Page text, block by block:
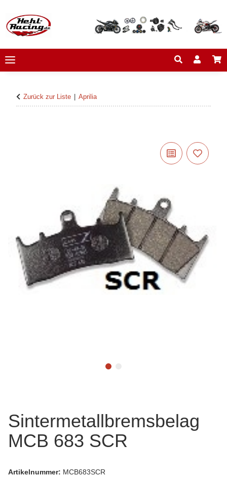
Zurück zur Liste Aprilia
Sintermetallbremsbelag
MCB 683 SCR
Artikelnummer: MCB683SCR